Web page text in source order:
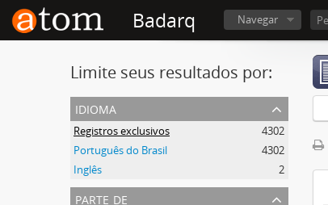
Badarq Navegar
Limite seus resultados por:
idioma
Registros exclusivos
4302
Português do Brasil
4302
Inglês
2
parte de